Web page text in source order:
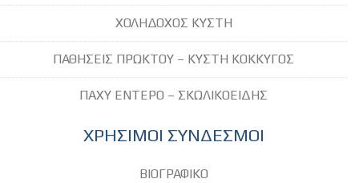
ΧΟΛΗΔΟΧΟΣ ΚΥΣΤΗ
ΠΑΘΗΣΕΙΣ ΠΡΩΚΤΟΥ – ΚΥΣΤΗ ΚΟΚΚΥΓΟΣ
ΠΑΧΥ ΕΝΤΕΡΟ – ΣΚΩΛΙΚΟΕΙΔΗΣ
ΧΡΗΣΙΜΟΙ ΣΥΝΔΕΣΜΟΙ
ΒΙΟΓΡΑΦΙΚΟ